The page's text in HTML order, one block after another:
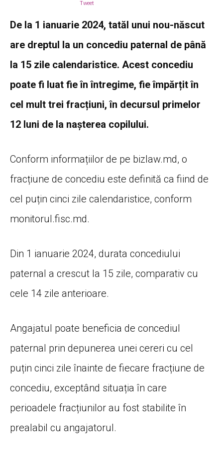
Tweet
De la 1 ianuarie 2024, tatăl unui nou-născut
are dreptul la un concediu paternal de până
la 15 zile calendaristice. Acest concediu
poate fi luat fie în întregime, fie împărțit în
cel mult trei fracțiuni, în decursul primelor
12 luni de la nașterea copilului.
Conform informațiilor de pe bizlaw.md, o
fracțiune de concediu este definită ca fiind de
cel puțin cinci zile calendaristice, conform
monitorul.fisc.md.
Din 1 ianuarie 2024, durata concediului
paternal a crescut la 15 zile, comparativ cu
cele 14 zile anterioare.
Angajatul poate beneficia de concediul
paternal prin depunerea unei cereri cu cel
puțin cinci zile înainte de fiecare fracțiune de
concediu, exceptând situația în care
perioadele fracțiunilor au fost stabilite în
prealabil cu angajatorul.